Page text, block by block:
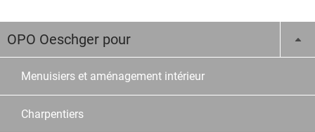
OPO Oeschger pour
Menuisiers et aménagement intérieur
Charpentiers